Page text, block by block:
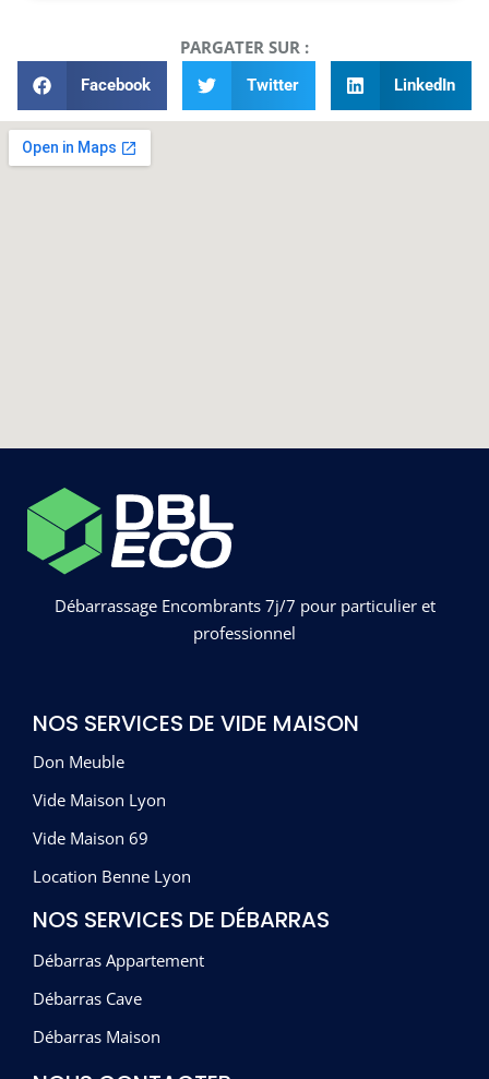
PARGATER SUR :
Facebook Twitter LinkedIn
Débarrassage Encombrants 7j/7 pour particulier et
professionnel
NOS SERVICES DE VIDE MAISON
Don Meuble
Vide Maison Lyon
Vide Maison 69
Location Benne Lyon
NOS SERVICES DE DÉBARRAS
Débarras Appartement
Débarras Cave
Débarras Maison